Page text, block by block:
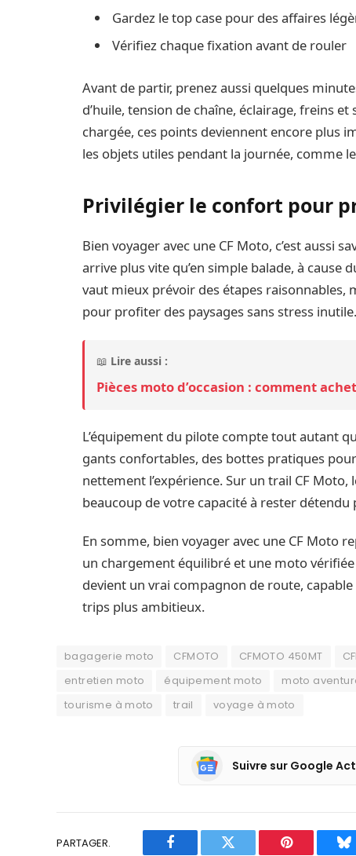
Gardez le top case pour des affaires
Vérifiez chaque fixation avant de rouler
Avant de partir, prenez aussi quelques
d’huile, tension de chaîne, éclairage, freins
chargée, ces points deviennent encore plus
les objets utiles pendant la journée, comme
Privilégier le confort pour
Bien voyager avec une CF Moto, c’est aussi
arrive plus vite qu’en simple balade, à
vaut mieux prévoir des étapes raisonnables,
pour profiter des paysages sans stress inutile.
📖 Lire aussi :
Pièces moto d’occasion : comment
L’équipement du pilote compte tout autant
gants confortables, des bottes pratiques
nettement l’expérience. Sur un trail CF
beaucoup de votre capacité à rester
En somme, bien voyager avec une CF Moto
un chargement équilibré et une moto
devient un vrai compagnon de route,
trips plus ambitieux.
bagagerie moto CFMOTO CFMOTO 450MT
entretien moto
équipement moto moto
tourisme à moto
trail voyage à moto
Suivre sur Google
PARTAGER.